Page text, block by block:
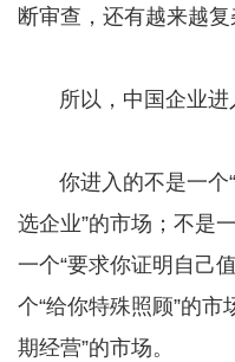
断审查，还有越来越复
所以，中国企业进
你进入的不是一个“
选企业”的市场；不是
一个“要求你证明自己
个“给你特殊照顾”的市
期经营”的市场。